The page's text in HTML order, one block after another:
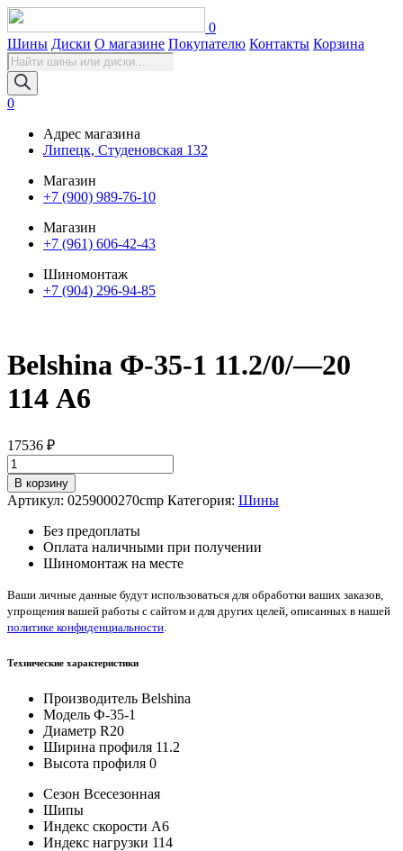
0
Шины Диски О магазине Покупателю Контакты Корзина
Поиск
товаров
0
Адрес магазина
Липецк, Студеновская 132
Магазин
+7 (900) 989-76-10
Магазин
+7 (961) 606-42-43
Шиномонтаж
+7 (904) 296-94-85
Belshina Ф-35-1 11.2/0/—20
114 A6
17536 ₽
Количество
товара
Belshina
Ф-35-
11.2/0/
114
A6
В корзину
Артикул: 0259000270cmp Категория: Шины
Без предоплаты
Оплата наличными при получении
Шиномонтаж на месте
Ваши личные данные будут использоваться для обработки ваших заказов,
упрощения вашей работы с сайтом и для других целей, описанных в нашей
политике конфиденциальности
Технические характеристики
Производитель Belshina
Модель Ф-35-1
Диаметр R20
Ширина профиля 11.2
Высота профиля 0
Сезон Всесезонная
Шипы
Индекс скорости A6
Индекс нагрузки 114